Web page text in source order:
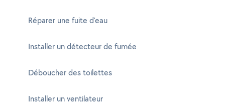
Réparer une fuite d'eau
Installer un détecteur de fumée
Déboucher des toilettes
Installer un ventilateur